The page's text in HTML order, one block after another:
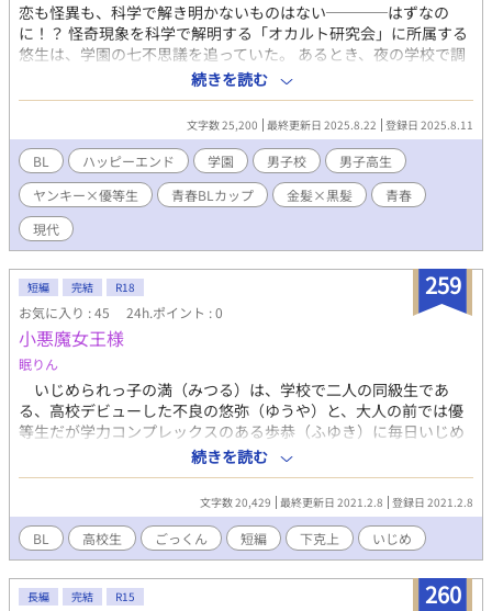
恋も怪異も、科学で解き明かないものはない────はずなの
に！？ 怪奇現象を科学で解明する「オカルト研究会」に所属する
悠生は、学園の七不思議を追っていた。 あるとき、夜の学校で調
査中の悠生の前に現れたのは、金髪でいかにも素行の悪そうなヤ
ンキー・蓮。 普段なら絶対に接点のない2人だが、なぜか夜な夜
な一緒に学園の七不思議を追いかけることに。 ひとりでに鳴る音
楽室のピアノ、涙を流す美術室の肖像画……次々と起こる怪奇現
象の謎を追ううちに、悠生は蓮の意外な一面に触れていく。 そし
て2人は七不思議に隠された真相にたどり着き───！？ 名門男
子校を舞台に、真逆な2人が学園の怪奇を追いながら、いつしか互
いに惹かれ合っていく青春ラブストーリー。
続きを読む
文字数 25,200 最終更新日 2025.8.22 登録日 2025.8.11
BL ハッピーエンド 学園 男子校
男子高生
ヤンキー×優等生
青春BLカップ​ 金髪×黒髪
青春
現代
259
短編 完結 R18
お気に入り : 45 24h.ポイント : 0
小悪魔女王様
眠りん
いじめられっ子の満（みつる）は、学校で二人の同級生であ
る、高校デビューした不良の悠弥（ゆうや）と、大人の前では優
等生だが学力コンプレックスのある歩恭（ふゆき）に毎日いじめ
られていた。 満は気が弱いので、何も言い返せないし、やり返
せない。ただ辛い毎日を耐える日々だった。 悠弥と歩恭がいじ
めのタッグを組み、その内容が性的なものに変わってから満の運
命が変わりだした。 同級生二人に加え、クラスメイトから輪姦
され、クラスの奴隷という存在にまで落ちてしまった。 だが、
それからというもの満の生活は一変した。 ※途中までかなり胸糞
です ※人によってはスカッと？するかもです
続きを読む
文字数 20,429 最終更新日 2021.2.8 登録日 2021.2.8
BL 高校生 ごっくん 短編 下克上 いじめ
260
長編 完結 R15